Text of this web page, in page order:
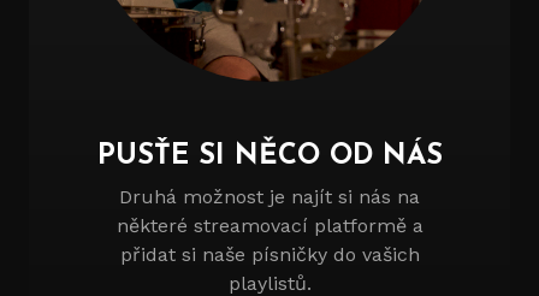
PUSŤE SI NĚCO OD NÁS
Druhá možnost je najít si nás na
některé streamovací platformě a
přidat si naše písničky do vašich
playlistů.